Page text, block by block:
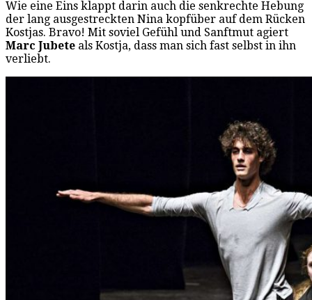
Wie eine Eins klappt darin auch die senkrechte Hebung
der lang ausgestreckten Nina kopfüber auf dem Rücken
Kostjas. Bravo! Mit soviel Gefühl und Sanftmut agiert
Marc Jubete als Kostja, dass man sich fast selbst in ihn
verliebt.